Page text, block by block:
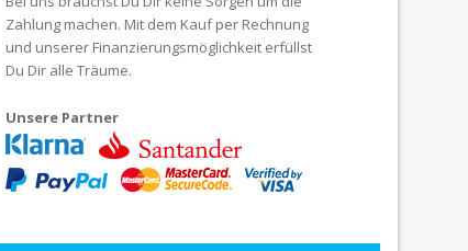
Zahlung machen. Mit dem Kauf per Rechnung
und unserer Finanzierungsmöglichkeit erfüllst
Du Dir alle Träume.
Unsere Partner